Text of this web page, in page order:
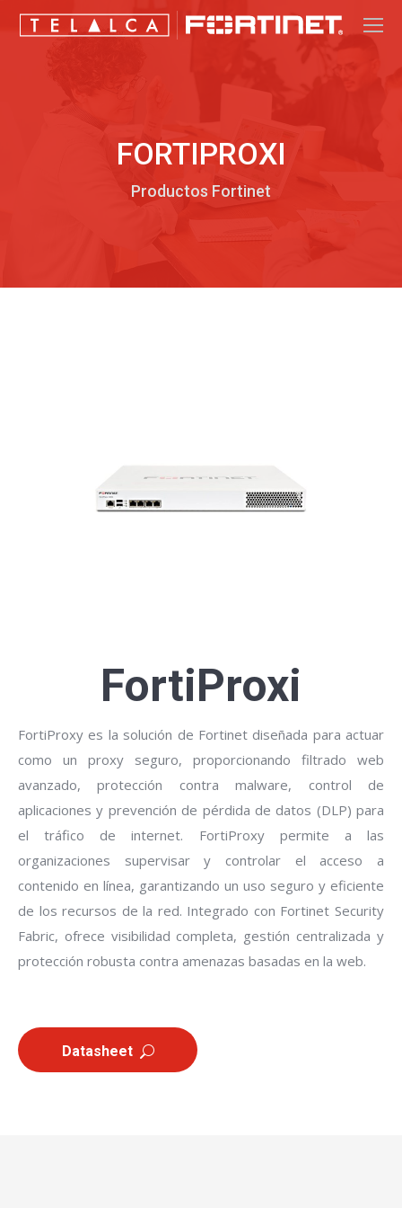
FORTIPROXI
Productos Fortinet
FortiProxi
FortiProxy es la solución de Fortinet diseñada para actuar
como un proxy seguro, proporcionando filtrado web
avanzado, protección contra malware, control de
aplicaciones y prevención de pérdida de datos (DLP) para
el tráfico de internet. FortiProxy permite a las
organizaciones supervisar y controlar el acceso a
contenido en línea, garantizando un uso seguro y eficiente
de los recursos de la red. Integrado con Fortinet Security
Fabric, ofrece visibilidad completa, gestión centralizada y
protección robusta contra amenazas basadas en la web.
Datasheet